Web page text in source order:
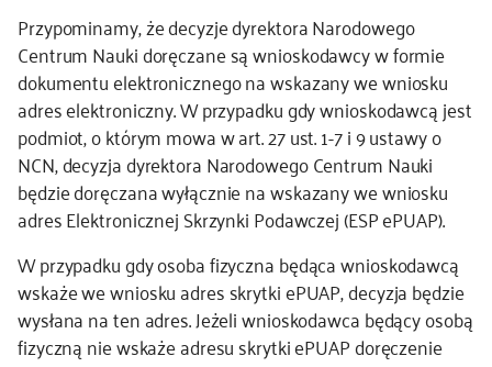
nagroda NCN
kontakt
Przypominamy, że decyzje dyrektora Narodowego
Centrum Nauki doręczane są wnioskodawcy w formie
dokumentu elektronicznego na wskazany we wniosku
adres elektroniczny. W przypadku gdy wnioskodawcą jest
podmiot, o którym mowa w art. 27 ust. 1-7 i 9 ustawy o
NCN, decyzja dyrektora Narodowego Centrum Nauki
będzie doręczana wyłącznie na wskazany we wniosku
adres Elektronicznej Skrzynki Podawczej (ESP ePUAP).
W przypadku gdy osoba fizyczna będąca wnioskodawcą
wskaże we wniosku adres skrytki ePUAP, decyzja będzie
wysłana na ten adres. Jeżeli wnioskodawca będący osobą
fizyczną nie wskaże adresu skrytki ePUAP doręczenie